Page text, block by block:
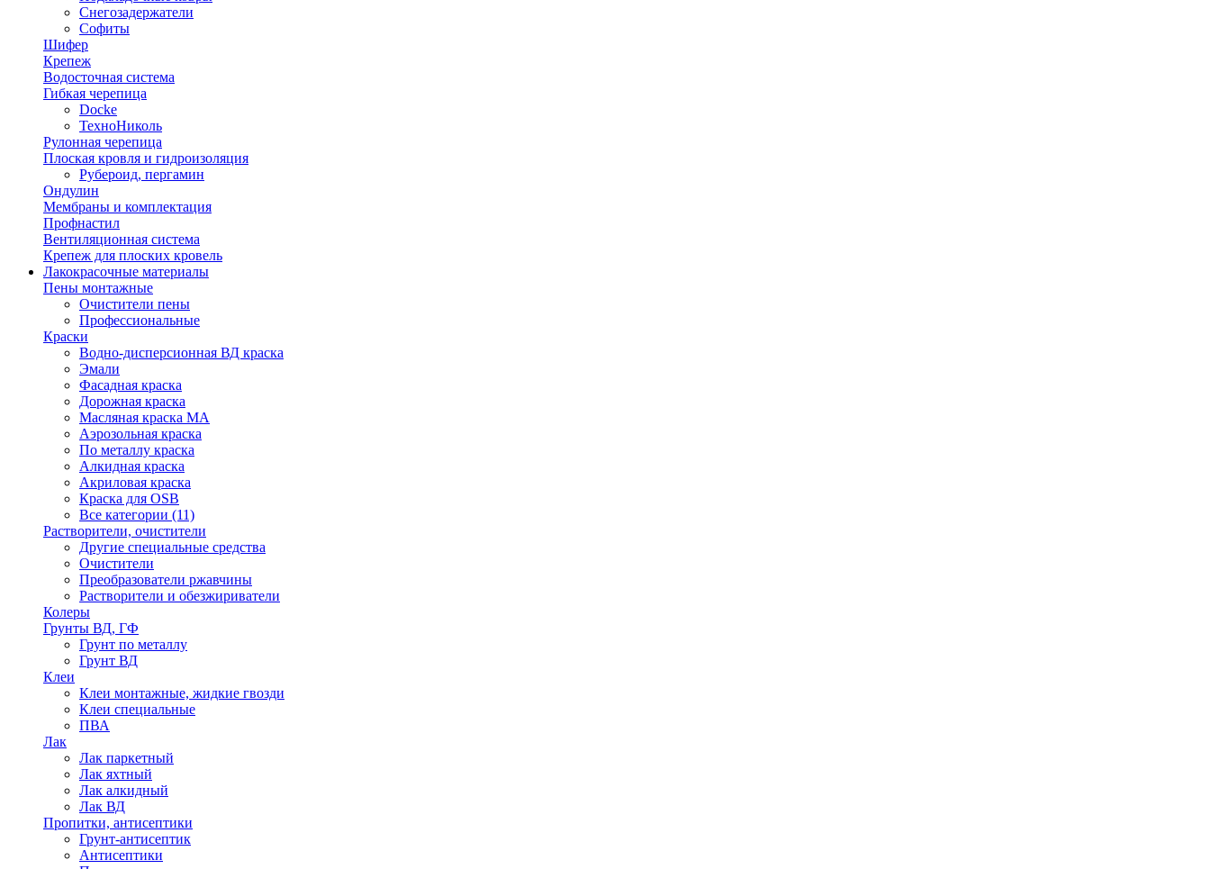
Снегозадержатели
Софиты
Шифер
Крепеж
Водосточная система
Гибкая черепица
Docke
ТехноНиколь
Рулонная черепица
Плоская кровля и гидроизоляция
Рубероид, пергамин
Ондулин
Мембраны и комплектация
Профнастил
Вентиляционная система
Крепеж для плоских кровель
Лакокрасочные материалы
Пены монтажные
Очистители пены
Профессиональные
Краски
Водно-дисперсионная ВД краска
Эмали
Фасадная краска
Дорожная краска
Масляная краска МА
Аэрозольная краска
По металлу краска
Алкидная краска
Акриловая краска
Краска для OSB
Все категории (11)
Растворители, очистители
Другие специальные средства
Очистители
Преобразователи ржавчины
Растворители и обезжириватели
Колеры
Грунты ВД, ГФ
Грунт по металлу
Грунт ВД
Клеи
Клеи монтажные, жидкие гвозди
Клеи специальные
ПВА
Лак
Лак паркетный
Лак яхтный
Лак алкидный
Лак ВД
Пропитки, антисептики
Грунт-антисептик
Антисептики